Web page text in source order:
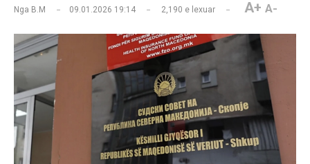
Nga B.M 09.01.2026 19:14 2,190 e lexuar A+ A-